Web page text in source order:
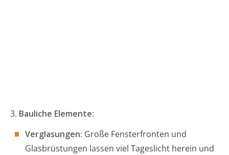
3. Bauliche Elemente:
Verglasungen: Große Fensterfronten und
Glasbrüstungen lassen viel Tageslicht herein und